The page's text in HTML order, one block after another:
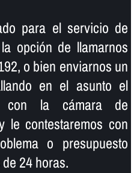
para el servicio de
opción de llamarnos
o bien enviarnos un
en el asunto el
con la cámara de
le contestaremos con
o presupuesto
24 horas.